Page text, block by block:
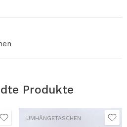
Produkte
,UMHÄNGETASCHEN
UMHÄNGETASCHEN